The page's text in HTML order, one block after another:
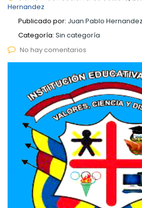
Hernandez
Publicado por: Juan Pablo Hernandez
Categoría: Sin categoría
No hay comentarios